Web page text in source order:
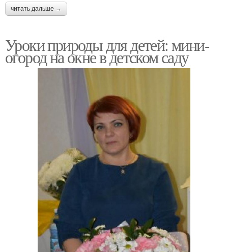
читать дальше →
Уроки природы для детей: мини-
огород на окне в детском саду